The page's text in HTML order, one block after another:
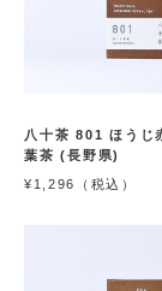
八十茶 801 ほうじ
葉茶 (長野県)
¥1,296（税込）